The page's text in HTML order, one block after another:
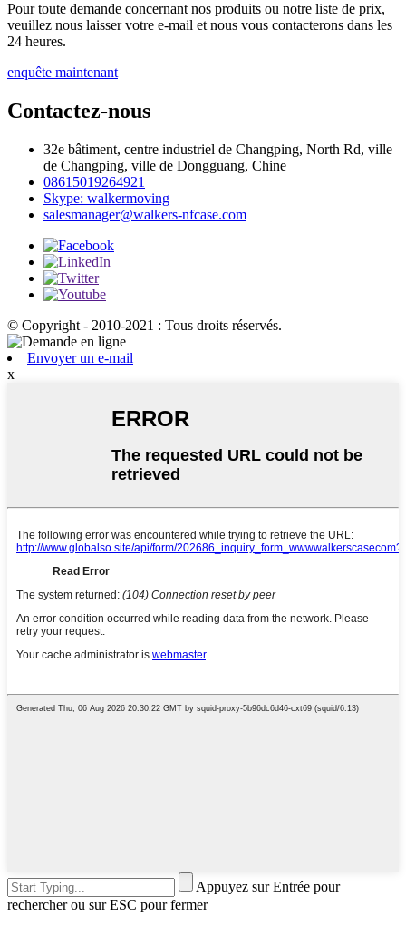
Pour toute demande concernant nos produits ou notre liste de prix,
veuillez nous laisser votre e-mail et nous vous contacterons dans les
24 heures.
enquête maintenant
Contactez-nous
32e bâtiment, centre industriel de Changping, North Rd, ville
de Changping, ville de Dongguang, Chine
08615019264921
Skype: walkermoving
salesmanager@walkers-nfcase.com
© Copyright - 2010-2021 : Tous droits réservés.
Envoyer un e-mail
x
Appuyez sur Entrée pour
rechercher ou sur ESC pour fermer